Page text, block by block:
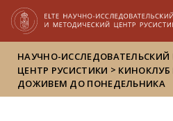
НАУЧНО-
ЦЕНТР РУСИСТИКИ > КИНОКЛУБ
ДОЖИВЕМ ДО ПОНЕДЕЛЬНИКА